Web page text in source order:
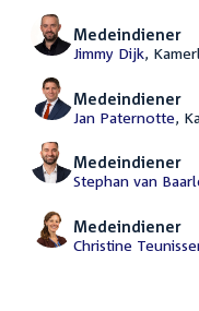
Medeindiener
Jimmy Dijk,
Medeindiener
Jan Paternotte,
Medeindiener
Stephan van
Medeindiener
Christine